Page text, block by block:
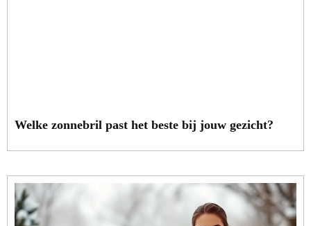
Welke zonnebril past het beste bij jouw gezicht?